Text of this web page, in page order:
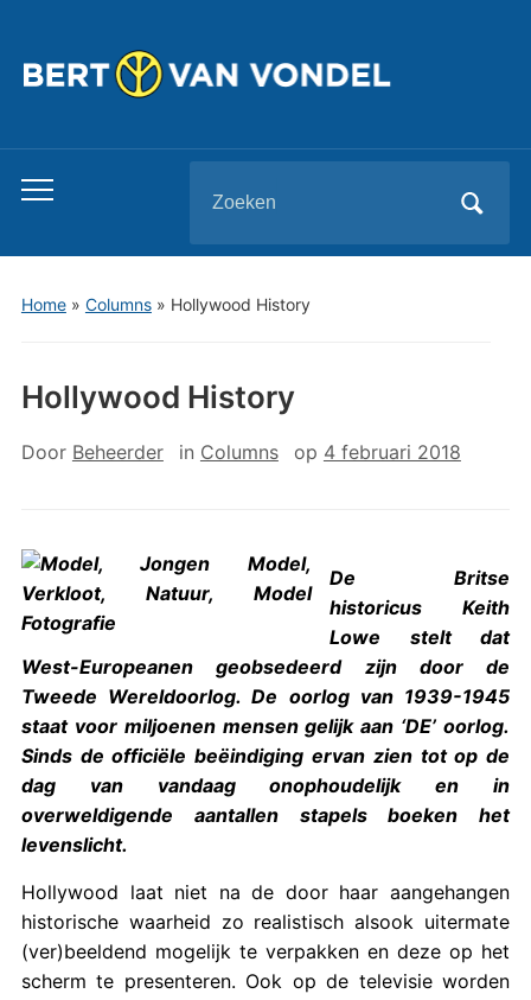
Toggle
menu
naar:
Home» Columns» Hollywood History
Hollywood History
Door Beheerder in Columns op 4 februari 2018
De Britse
historicus Keith
Lowe stelt dat
West-Europeanen geobsedeerd zijn door de
Tweede Wereldoorlog. De oorlog van 1939-1945
staat voor miljoenen mensen gelijk aan ‘DE’ oorlog.
Sinds de officiële beëindiging ervan zien tot op de
dag van vandaag onophoudelijk en in
overweldigende aantallen stapels boeken het
levenslicht.
Hollywood laat niet na de door haar aangehangen
historische waarheid zo realistisch alsook uitermate
(ver)beeldend mogelijk te verpakken en deze op het
scherm te presenteren. Ook op de televisie worden